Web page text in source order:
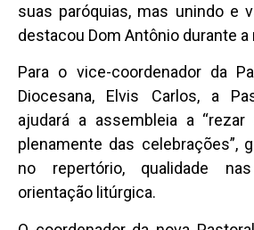
suas paróquias, mas unindo e
destacou Dom Antônio durante a
Para o vice-coordenador da
Diocesana, Elvis Carlos, a
ajudará a assembleia a
plenamente das celebrações”,
no repertório, qualidade
orientação litúrgica.